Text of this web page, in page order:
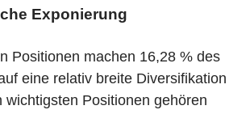
Exponierung
Positionen machen 16,28 % des
eine relativ breite Diversifikation
wichtigsten Positionen gehören